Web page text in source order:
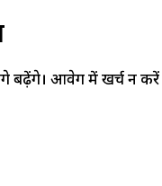
बढ़ेंगे। आवेग में खर्च न